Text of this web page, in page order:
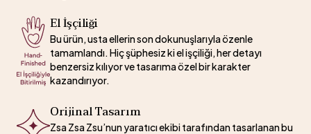
El İşçiliği
Bu ürün, usta ellerin son dokunuşlarıyla özenle
tamamlandı. Hiç şüphesiz ki el işçiliği, her detayı
benzersiz kılıyor ve tasarıma özel bir karakter
kazandırıyor.
Orijinal Tasarım
Zsa Zsa Zsu’nun yaratıcı ekibi tarafından tasarlanan bu